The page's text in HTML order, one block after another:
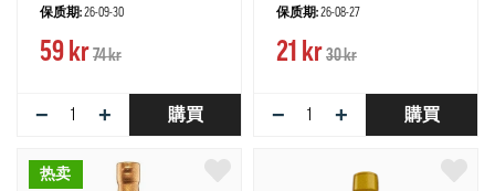
保质期:26-09-30
59 kr74 kr
− + 購買
保质期:26-08-27
21 kr30 kr
− + 購買
热卖